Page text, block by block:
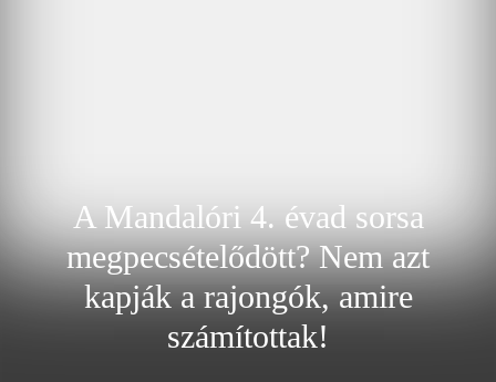
A Mandalóri 4. évad sorsa
megpecsételődött? Nem azt
kapják a rajongók, amire
számítottak!